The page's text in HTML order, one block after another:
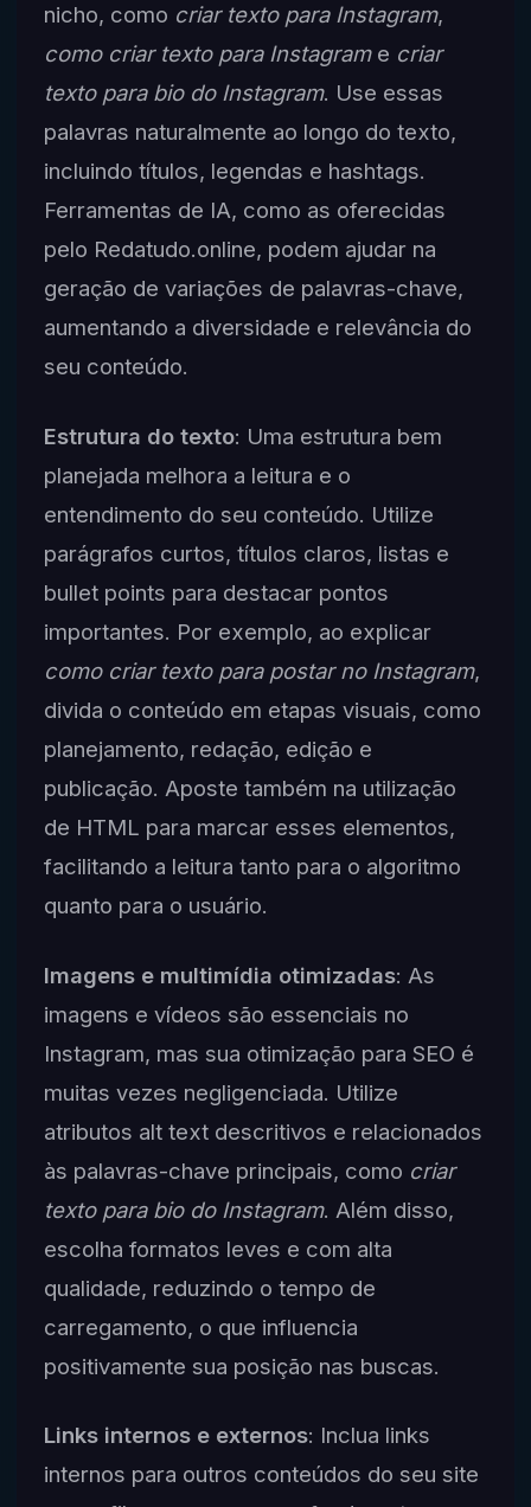
nicho, como criar texto para Instagram,
como criar texto para Instagrame criar
texto para bio do Instagram. Use essas
palavras naturalmente ao longo do texto,
incluindo títulos, legendas e hashtags.
Ferramentas de IA, como as oferecidas
pelo Redatudo.online, podem ajudar na
geração de variações de palavras-chave,
aumentando a diversidade e relevância do
seu conteúdo.
Estrutura do texto: Uma estrutura bem
planejada melhora a leitura e o
entendimento do seu conteúdo. Utilize
parágrafos curtos, títulos claros, listas e
bullet points para destacar pontos
importantes. Por exemplo, ao explicar
como criar texto para postar no Instagram,
divida o conteúdo em etapas visuais, como
planejamento, redação, edição e
publicação. Aposte também na utilização
de HTML para marcar esses elementos,
facilitando a leitura tanto para o algoritmo
quanto para o usuário.
Imagens e multimídia otimizadas: As
imagens e vídeos são essenciais no
Instagram, mas sua otimização para SEO é
muitas vezes negligenciada. Utilize
atributos alt text descritivos e relacionados
às palavras-chave principais, como criar
texto para bio do Instagram. Além disso,
escolha formatos leves e com alta
qualidade, reduzindo o tempo de
carregamento, o que influencia
positivamente sua posição nas buscas.
Links internos e externos: Inclua links
internos para outros conteúdos do seu site